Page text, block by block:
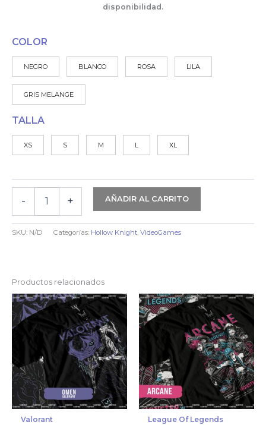
disponibilidad.
COLOR
NEGRO BLANCO ROSA LILA
GRIS MELANGE
TALLA
XS S M L XL
-
HOLLOW
KNIGHT
|
-
ALGODÓN
cantidad
+ AÑADIR AL CARRITO
SKU: N/D Categorías: Hollow Knight, VideoGames
Productos relacionados
Valorant League Of Legends